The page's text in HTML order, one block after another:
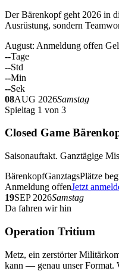
Der Bärenkopf geht 2026 in
Ausrüstung, sondern
August: Anmeldung offen
--Tage
--Std
--Min
--Sek
08AUG 2026Samstag
Spieltag 1 von 3
Closed Game
Saisonauftakt. Ganztägige
BärenkopfGanztagsPlätze
Anmeldung offenJetzt
19SEP 2026Samstag
Da fahren wir hin
Operation Tritium
Metz, ein zerstörter
kann — genau unser Format.